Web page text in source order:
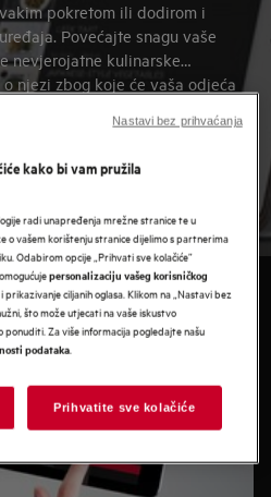
pokretom ili dodirom i
Povećajte snagu vaše
nevjerojatne kulinarske
njezi zbog koje će vaša odjeća
informacije i usluge,
kako bi vam pružila
radi unapređenja mrežne stranice te u
o vašem korištenju stranice dijelimo s partnerima
Odabirom opcije „Prihvati sve kolačiće”
personalizaciju vašeg korisničkog
i prikazivanje ciljanih oglasa. Klikom na „Nastavi bez
što može utjecati na vaše iskustvo
Za više informacija pogledajte našu
podataka.
Prihvatite sve kolačiće
Nastavi bez prihvaćanja